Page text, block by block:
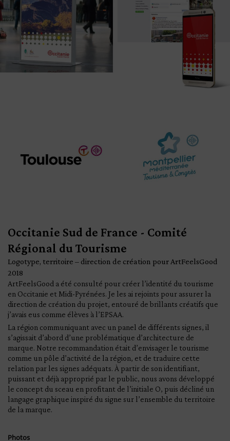
Occitanie Sud de France - Comité
Régional du Tourisme
Logotype, territoire – direction de création pour ArtFeelsGood
2018
ArtFeelsGood a été consulté pour créer l’identité du tourisme
en Occitanie et Midi-Pyrénées. Je les ai rejoints pour assurer la
direction de création du projet, entouré de brillants créatifs que
j’avais eus comme élèves à l’EPSAA.
La région communiquant avec un panel de différents signes, il
s’agissait d’abord d’une problématique d’architecture de
marque. Notre recommandation était d’envisager le tourisme
comme un pôle d’activité de la région, et de traduire cette
relation par les signes adéquats. À partir de son identifiant,
puissant et déjà approprié par le public, nous avons développé
le concept du sceau en profitant de l’initiale O, puis décliné un
langage graphique inspiré du signe sur l’ensemble du territoire
de la marque.
Photos